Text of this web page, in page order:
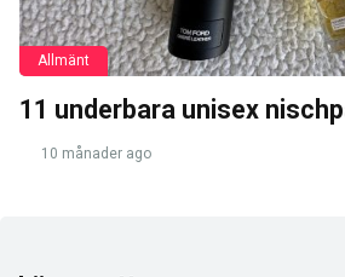
Allmänt
11 underbara unisex
10 månader ago